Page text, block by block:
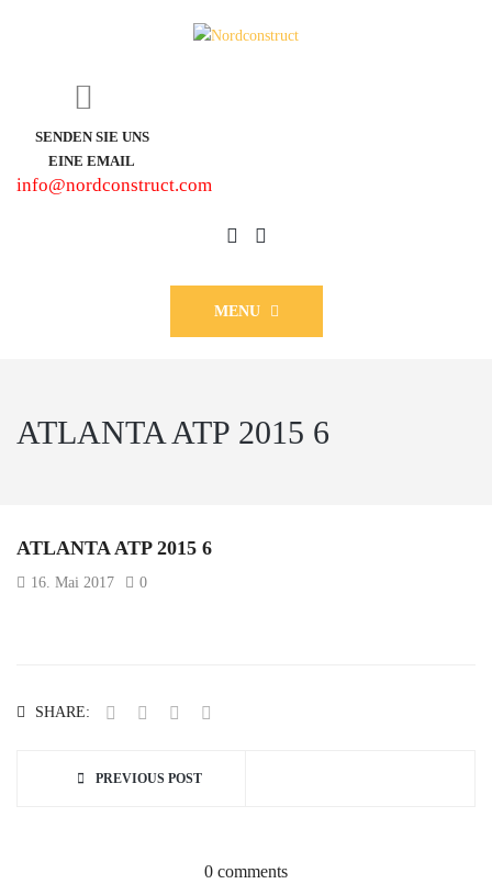
SENDEN SIE UNS
EINE EMAIL
info@nordconstruct.com
MENU
ATLANTA ATP 2015 6
ATLANTA ATP 2015 6
16. Mai 2017 0
SHARE:
PREVIOUS POST
0 comments